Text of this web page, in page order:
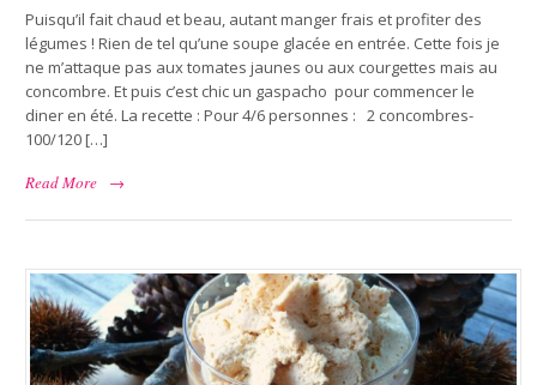
Puisqu’il fait chaud et beau, autant manger frais et profiter des
légumes ! Rien de tel qu’une soupe glacée en entrée. Cette fois je
ne m’attaque pas aux tomates jaunes ou aux courgettes mais au
concombre. Et puis c’est chic un gaspacho pour commencer le
diner en été. La recette : Pour 4/6 personnes : 2 concombres-
100/120 […]
Read More
→